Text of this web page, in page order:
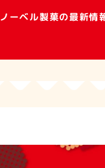
ノーベル製菓の最新情